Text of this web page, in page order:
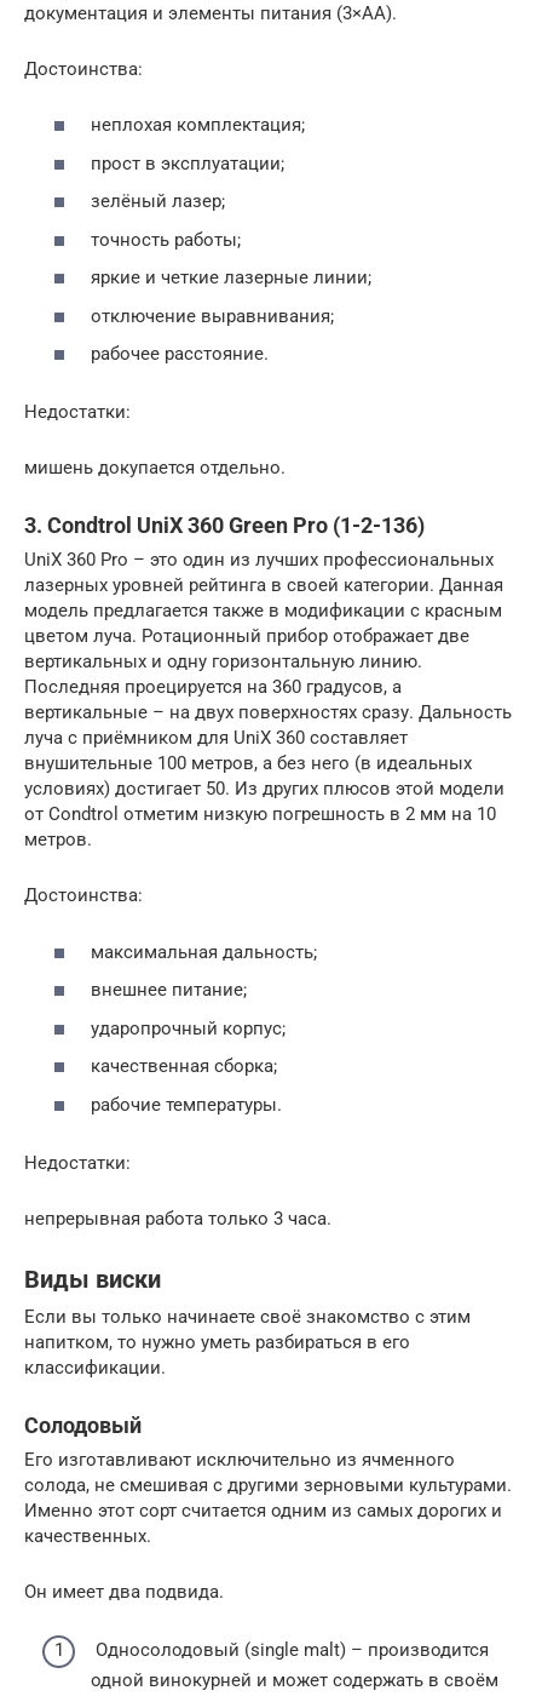
документация и элементы питания (3×АА).
Достоинства:
неплохая комплектация;
прост в эксплуатации;
зелёный лазер;
точность работы;
яркие и четкие лазерные линии;
отключение выравнивания;
рабочее расстояние.
Недостатки:
мишень докупается отдельно.
3. Condtrol UniX 360 Green Pro (1-2-136)
UniX 360 Pro – это один из лучших профессиональных
лазерных уровней рейтинга в своей категории. Данная
модель предлагается также в модификации с красным
цветом луча. Ротационный прибор отображает две
вертикальных и одну горизонтальную линию.
Последняя проецируется на 360 градусов, а
вертикальные – на двух поверхностях сразу. Дальность
луча с приёмником для UniX 360 составляет
внушительные 100 метров, а без него (в идеальных
условиях) достигает 50. Из других плюсов этой модели
от Condtrol отметим низкую погрешность в 2 мм на 10
метров.
Достоинства:
максимальная дальность;
внешнее питание;
ударопрочный корпус;
качественная сборка;
рабочие температуры.
Недостатки:
непрерывная работа только 3 часа.
Виды виски
Если вы только начинаете своё знакомство с этим
напитком, то нужно уметь разбираться в его
классификации.
Солодовый
Его изготавливают исключительно из ячменного
солода, не смешивая с другими зерновыми культурами.
Именно этот сорт считается одним из самых дорогих и
качественных.
Он имеет два подвида.
Односолодовый (single malt) – производится
одной винокурней и может содержать в своём